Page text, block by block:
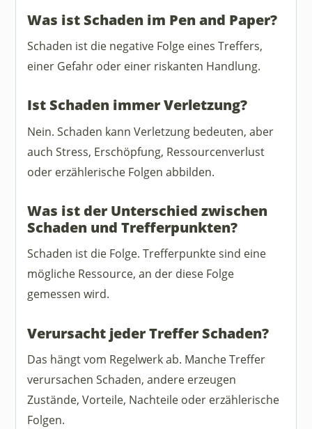
Was ist Schaden im Pen and Paper?
Schaden ist die negative Folge eines Treffers,
einer Gefahr oder einer riskanten Handlung.
Ist Schaden immer Verletzung?
Nein. Schaden kann Verletzung bedeuten, aber
auch Stress, Erschöpfung, Ressourcenverlust
oder erzählerische Folgen abbilden.
Was ist der Unterschied zwischen
Schaden und Trefferpunkten?
Schaden ist die Folge. Trefferpunkte sind eine
mögliche Ressource, an der diese Folge
gemessen wird.
Verursacht jeder Treffer Schaden?
Das hängt vom Regelwerk ab. Manche Treffer
verursachen Schaden, andere erzeugen
Zustände, Vorteile, Nachteile oder erzählerische
Folgen.